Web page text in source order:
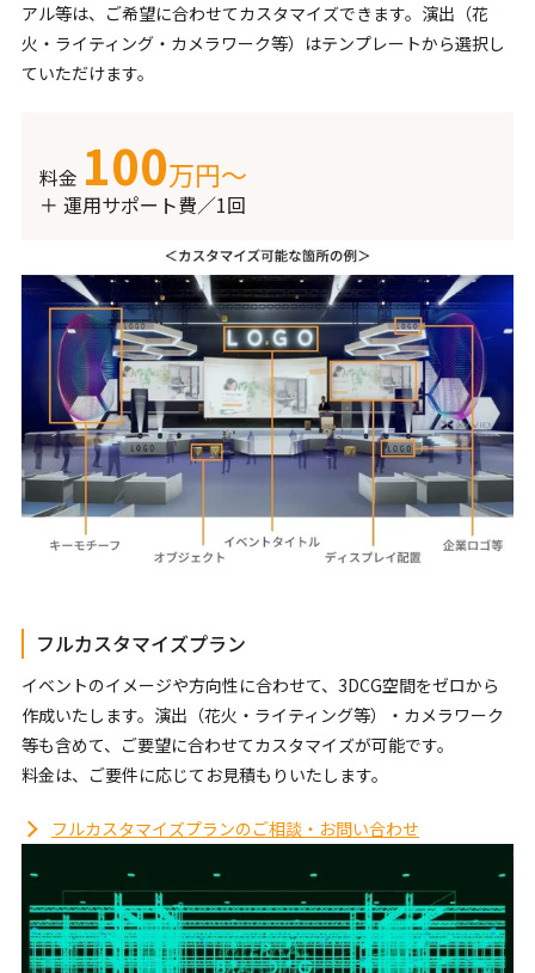
アル等は、ご希望に合わせてカスタマイズできます。演出（花
火・ライティング・カメラワーク等）はテンプレートから選択し
ていただけます。
料金 100万円〜
＋ 運用サポート費／1回
フルカスタマイズプラン
イベントのイメージや方向性に合わせて、3DCG空間をゼロから
作成いたします。演出（花火・ライティング等）・カメラワーク
等も含めて、ご要望に合わせてカスタマイズが可能です。
料金は、ご要件に応じてお見積もりいたします。
フルカスタマイズプランのご相談・お問い合わせ